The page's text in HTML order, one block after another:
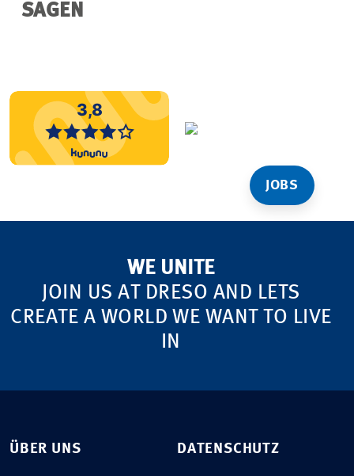
JOBS
SAGEN
WE UNITE
JOIN US AT DRESO AND LETS
CREATE A WORLD WE WANT TO LIVE
IN
ÜBER UNS DATENSCHUTZ